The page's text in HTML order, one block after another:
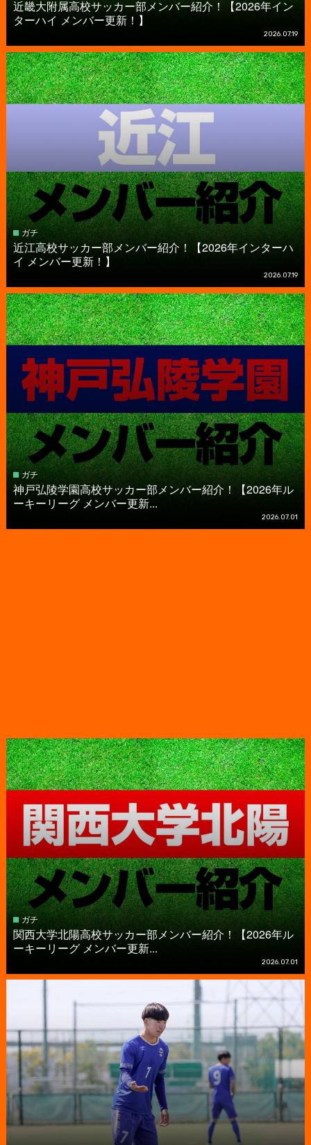
近畿大附属高校サッカー部メンバー紹介！【2026年イン
ターハイ メンバー更新！】
2026.07.19
ガチ
近江高校サッカー部メンバー紹介！【2026年インターハ
イ メンバー更新！】
2026.07.19
ガチ
神戸弘陵学園高校サッカー部メンバー紹介！【2026年ル
ーキーリーグ メンバー更新...
2026.07.01
ガチ
関西大学北陽高校サッカー部メンバー紹介！【2026年ル
ーキーリーグ メンバー更新...
2026.07.01